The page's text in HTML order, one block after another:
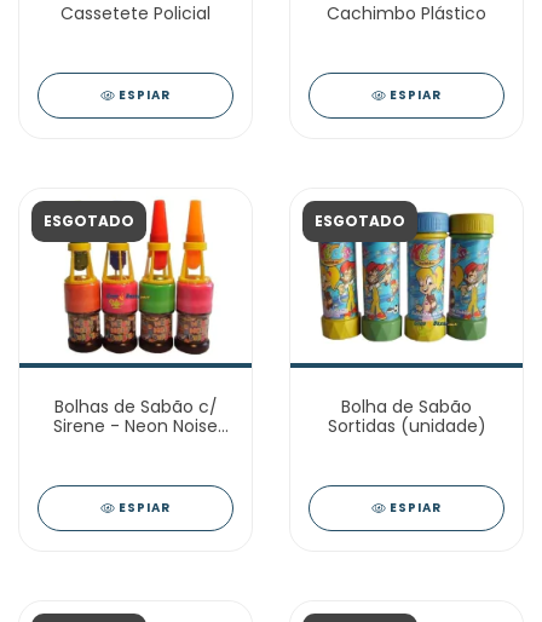
Cassetete Policial
ESPIAR
Cachimbo Plástico
ESPIAR
ESGOTADO
Bolhas de Sabão c/
Sirene - Neon Noise
ESPIAR
ESGOTADO
Bolha de Sabão
Sortidas (unidade)
ESPIAR